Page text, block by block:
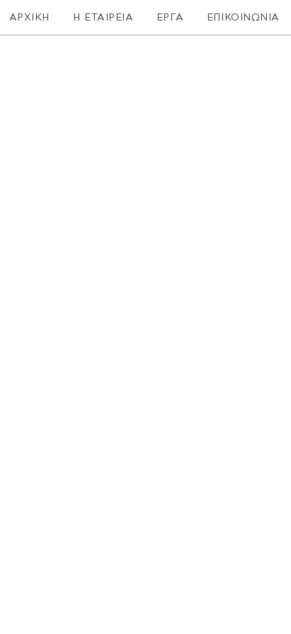
ΑΡΧΙΚΗ Η ΕΤΑΙΡΕΙΑ ΕΡΓΑ ΕΠΙΚΟΙΝΩΝΙΑ